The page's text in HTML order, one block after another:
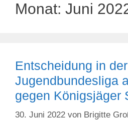
Monat: Juni
Entscheidung in der
Jugendbundesliga
gegen Königsjäger
30. Juni 2022 von Brigitte